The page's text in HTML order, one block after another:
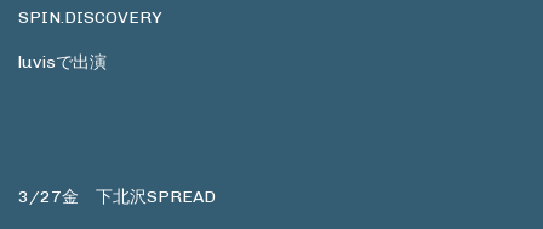
SPIN.DISCOVERY
luvisで出演
3/27金 下北沢SPREAD